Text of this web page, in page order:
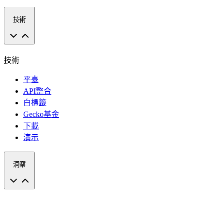
技術
技術
平臺
API整合
白標籤
Gecko基金
下載
演示
洞察